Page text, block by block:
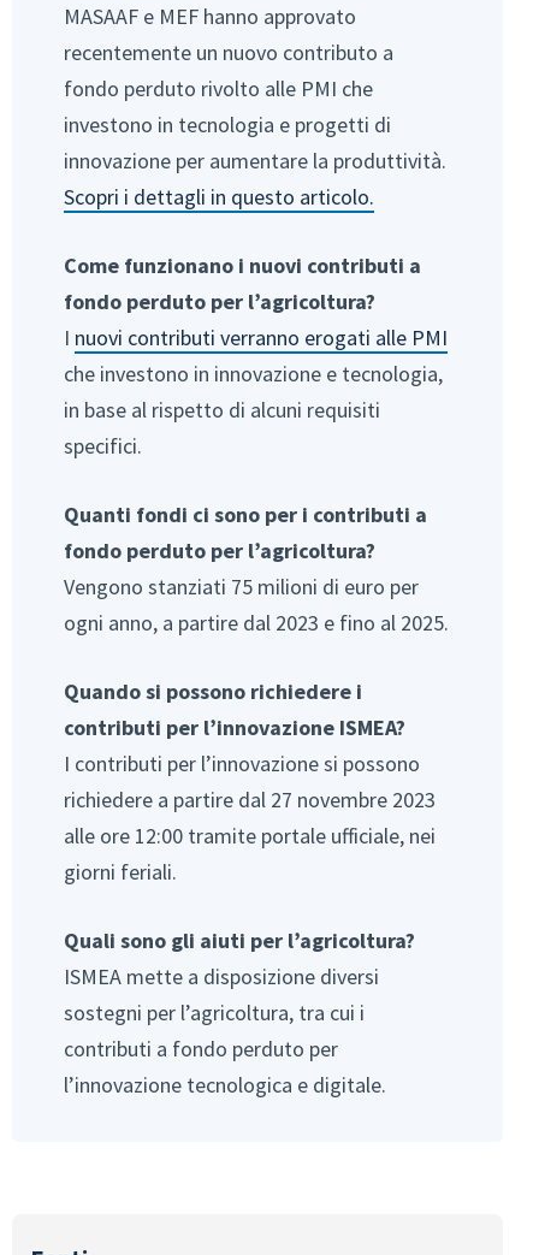
MASAAF e MEF hanno approvato
recentemente un nuovo contributo a
fondo perduto rivolto alle PMI che
investono in tecnologia e progetti di
innovazione per aumentare la produttività.
Scopri i dettagli in questo articolo.
Come funzionano i nuovi contributi a
fondo perduto per l’agricoltura?
I nuovi contributi verranno erogati alle PMI
che investono in innovazione e tecnologia,
in base al rispetto di alcuni requisiti
specifici.
Quanti fondi ci sono per i contributi a
fondo perduto per l’agricoltura?
Vengono stanziati 75 milioni di euro per
ogni anno, a partire dal 2023 e fino al 2025.
Quando si possono richiedere i
contributi per l’innovazione ISMEA?
I contributi per l’innovazione si possono
richiedere a partire dal 27 novembre 2023
alle ore 12:00 tramite portale ufficiale, nei
giorni feriali.
Quali sono gli aiuti per l’agricoltura?
ISMEA mette a disposizione diversi
sostegni per l’agricoltura, tra cui i
contributi a fondo perduto per
l’innovazione tecnologica e digitale.